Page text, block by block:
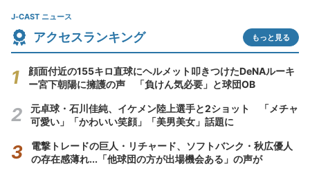
J-CAST ニュース
アクセスランキング もっと見る
顔面付近の155キロ直球にヘルメット叩きつけたDeNAルーキ
ー宮下朝陽に擁護の声 「負けん気必要」と球団OB
元卓球・石川佳純、イケメン陸上選手と2ショット 「メチャ
可愛い」「かわいい笑顔」「美男美女」話題に
電撃トレードの巨人・リチャード、ソフトバンク・秋広優人
の存在感薄れ...「他球団の方が出場機会ある」の声が